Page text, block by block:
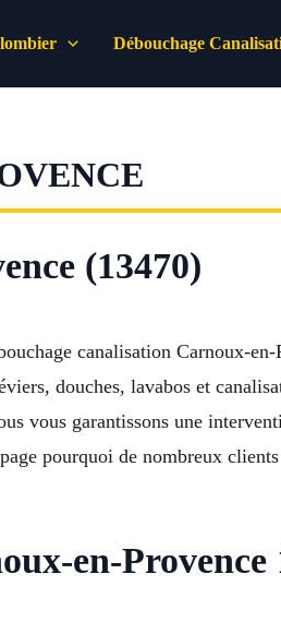
Débouchage
(13470)
canalisation Carnoux-en-
douches, lavabos et
vous garantissons une
pourquoi de nombreux
en-Provence